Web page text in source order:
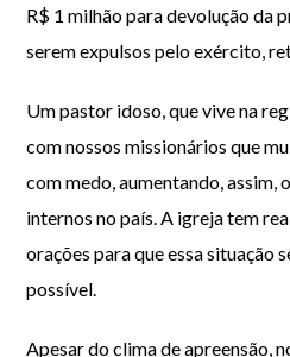
R$ 1 milhão para devolução da
serem expulsos pelo exército,
Um pastor idoso, que vive na
com nossos missionários que
com medo, aumentando, assim,
internos no país. A igreja tem
orações para que essa situação
possível.
Apesar do clima de apreensão,